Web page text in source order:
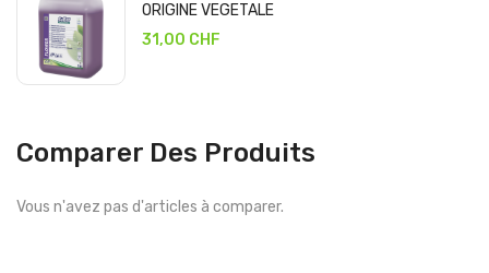
ORIGINE VEGETALE
31,00 CHF
Comparer Des Produits
Vous n'avez pas d'articles à comparer.